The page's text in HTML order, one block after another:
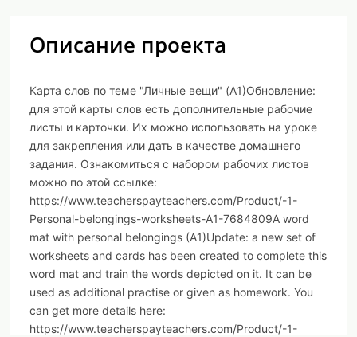
Описание проекта
Карта слов по теме "Личные вещи" (A1)Обновление:
для этой карты слов есть дополнительные рабочие
листы и карточки. Их можно использовать на уроке
для закрепления или дать в качестве домашнего
задания. Ознакомиться с набором рабочих листов
можно по этой ссылке:
https://www.teacherspayteachers.com/Product/-1-
Personal-belongings-worksheets-A1-7684809A word
mat with personal belongings (A1)Update: a new set of
worksheets and cards has been created to complete this
word mat and train the words depicted on it. It can be
used as additional practise or given as homework. You
can get more details here:
https://www.teacherspayteachers.com/Product/-1-